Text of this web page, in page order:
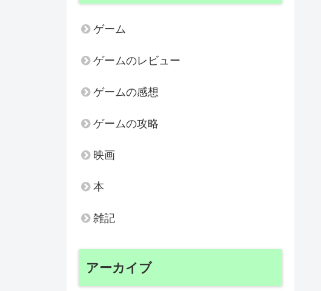
ゲーム
ゲームのレビュー
ゲームの感想
ゲームの攻略
映画
本
雑記
アーカイブ